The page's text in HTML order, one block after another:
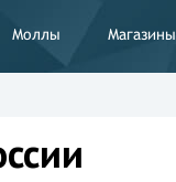
Моллы Магазины